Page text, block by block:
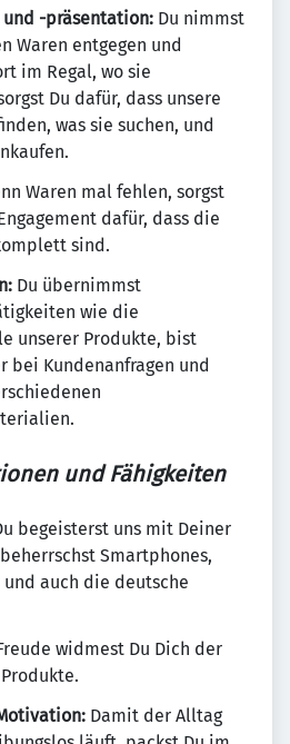
und -präsentation: Du nimmst
Waren entgegen und
im Regal, wo sie
Du dafür, dass unsere
was sie suchen, und
Waren mal fehlen, sorgst
dafür, dass die
sind.
Du übernimmst
wie die
unserer Produkte, bist
bei Kundenanfragen und
und Fähigkeiten
begeisterst uns mit Deiner
Smartphones,
auch die deutsche
widmest Du Dich der
Damit der Alltag